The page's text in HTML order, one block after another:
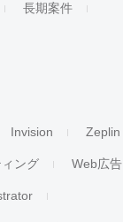
長期案件
Invision Zeplin
ング Web広告